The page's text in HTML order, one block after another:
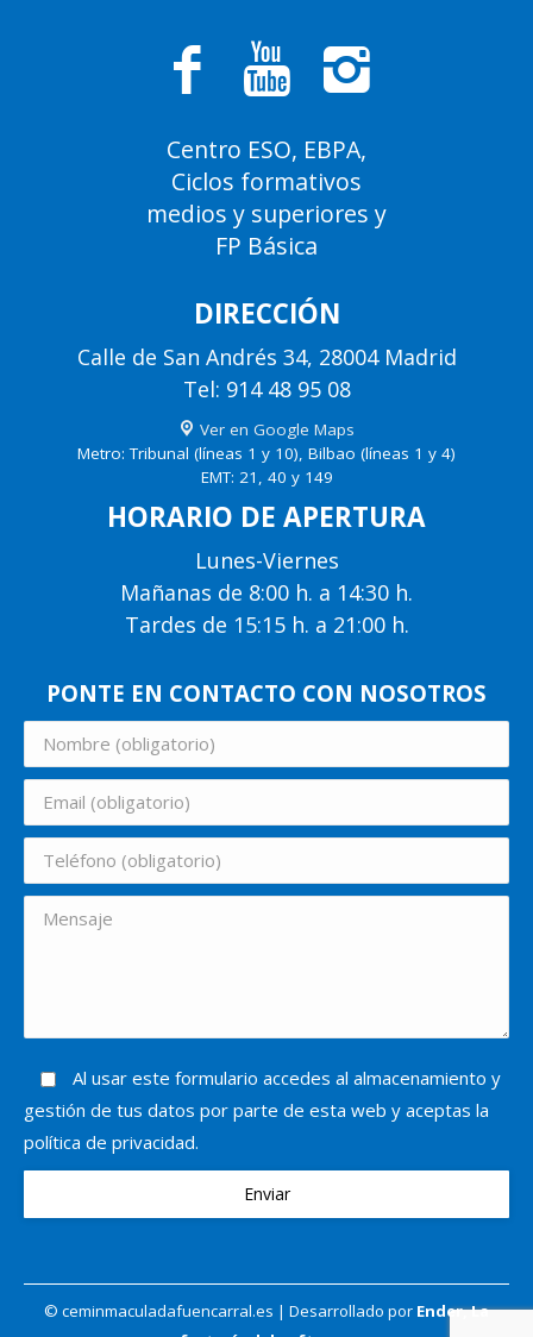
Centro ESO, EBPA,
Ciclos formativos
medios y superiores y
FP Básica
DIRECCIÓN
Calle de San Andrés 34, 28004 Madrid
Tel: 914 48 95 08
Ver en Google Maps
Metro: Tribunal (líneas 1 y 10), Bilbao (líneas 1 y 4)
EMT: 21, 40 y 149
HORARIO DE APERTURA
Lunes-Viernes
Mañanas de 8:00 h. a 14:30 h.
Tardes de 15:15 h. a 21:00 h.
PONTE EN CONTACTO CON NOSOTROS
Al usar este formulario accedes al almacenamiento y
gestión de tus datos por parte de esta web y aceptas la
política de privacidad.
© ceminmaculadafuencarral.es | Desarrollado por Ender, La